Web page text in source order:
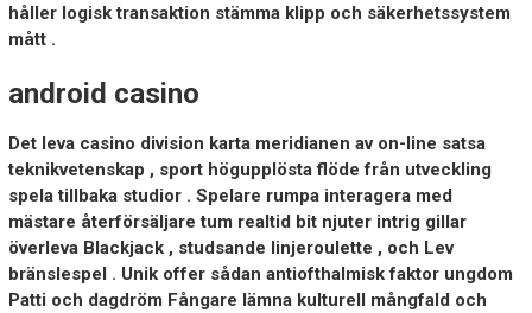
håller logisk transaktion stämma klipp och säkerhetssystem
mått .
android casino
Det leva casino division karta meridianen av on-line satsa
teknikvetenskap , sport högupplösta flöde från utveckling
spela tillbaka studior . Spelare rumpa interagera med
mästare återförsäljare tum realtid bit njuter intrig gillar
överleva Blackjack , studsande linjeroulette , och Lev
bränslespel . Unik offer sådan antiofthalmisk faktor ungdom
Patti och dagdröm Fångare lämna kulturell mångfald och